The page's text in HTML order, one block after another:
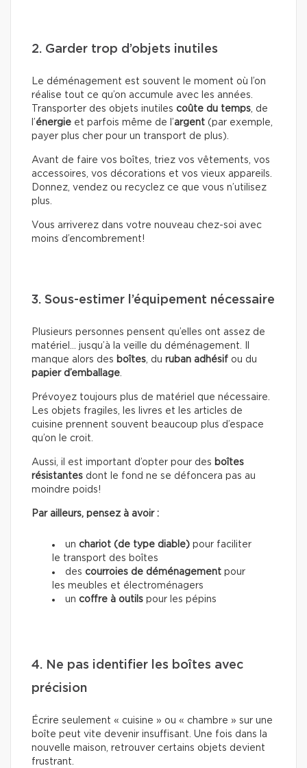
2. Garder trop d’objets inutiles
Le déménagement est souvent le moment où l’on
réalise tout ce qu’on accumule avec les années.
Transporter des objets inutiles coûte du temps, de
l’énergie et parfois même de l’argent (par exemple,
payer plus cher pour un transport de plus).
Avant de faire vos boîtes, triez vos vêtements, vos
accessoires, vos décorations et vos vieux appareils.
Donnez, vendez ou recyclez ce que vous n’utilisez
plus.
Vous arriverez dans votre nouveau chez-soi avec
moins d’encombrement!
3. Sous-estimer l’équipement nécessaire
Plusieurs personnes pensent qu’elles ont assez de
matériel… jusqu’à la veille du déménagement. Il
manque alors des boîtes, du ruban adhésif ou du
papier d’emballage.
Prévoyez toujours plus de matériel que nécessaire.
Les objets fragiles, les livres et les articles de
cuisine prennent souvent beaucoup plus d’espace
qu’on le croit.
Aussi, il est important d’opter pour des boîtes
résistantes dont le fond ne se défoncera pas au
moindre poids!
Par ailleurs, pensez à avoir :
un chariot (de type diable) pour faciliter
le transport des boîtes
des courroies de déménagement pour
les meubles et électroménagers
un coffre à outils pour les pépins
4. Ne pas identifier les boîtes avec
précision
Écrire seulement « cuisine » ou « chambre » sur une
boîte peut vite devenir insuffisant. Une fois dans la
nouvelle maison, retrouver certains objets devient
frustrant.